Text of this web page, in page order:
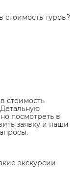
туров?
стоимость
посмотреть в
заявку и наши
экскурсии